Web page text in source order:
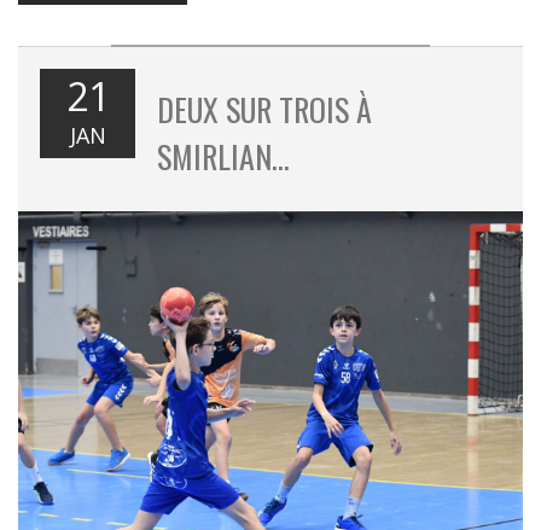
21
JAN
DEUX SUR TROIS À
SMIRLIAN…